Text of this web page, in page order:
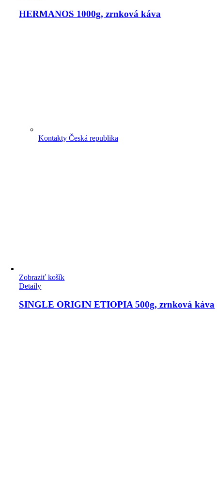
Kontakty Česká republika
HERMANOS 1000g, zrnková káva
Zobraziť košík
Detaily
SINGLE ORIGIN ETIOPIA 500g, zrnková káva